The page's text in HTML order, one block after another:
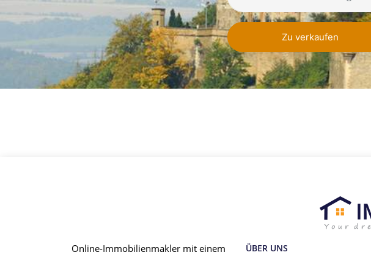
Zu verkaufen
Online-Immobilienmakler mit einem
ÜBER UNS